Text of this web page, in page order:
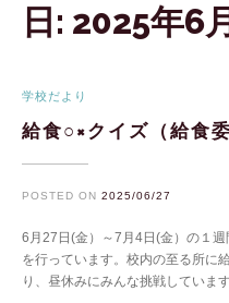
日: 2025年6
学校だより
給食○×クイズ（給食委
POSTED ON 2025/06/27
6月27日(金）～7月4日(金）の１
を行っています。校内の至る所に
り、昼休みにみんな挑戦しています